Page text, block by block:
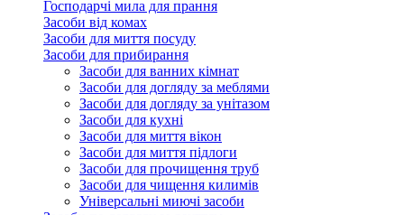
Господарчі мила для прання
Засоби від комах
Засоби для миття посуду
Засоби для прибирання
Засоби для ванних кімнат
Засоби для догляду за меблями
Засоби для догляду за унітазом
Засоби для кухні
Засоби для миття вікон
Засоби для миття підлоги
Засоби для прочищення труб
Засоби для чищення килимів
Універсальні миючі засоби